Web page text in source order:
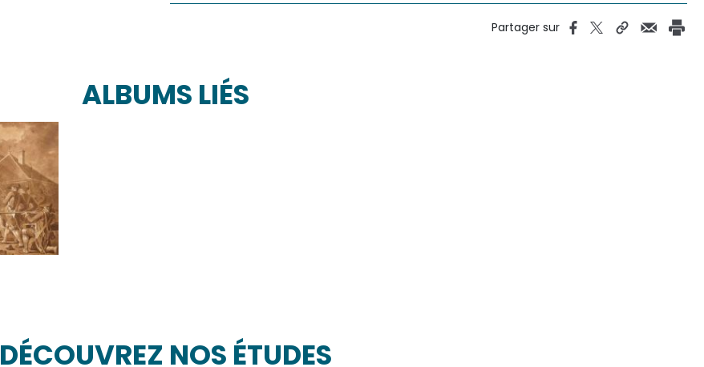
Partager sur
ALBUMS LIÉS
DÉCOUVREZ NOS ÉTUDES